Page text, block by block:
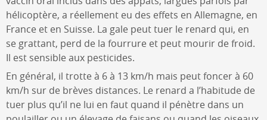
hélicoptère, a réellement eu des effets en Allemagne, en
France et en Suisse. La gale peut tuer le renard qui, en
se grattant, perd de la fourrure et peut mourir de froid.
Il est sensible aux pesticides.
En général, il trotte à 6 à 13 km/h mais peut foncer à 60
km/h sur de brèves distances. Le renard a l’habitude de
tuer plus qu’il ne lui en faut quand il pénètre dans un